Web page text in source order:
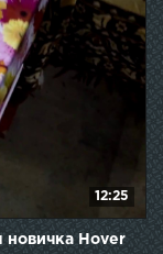
12:25
новичка Hover